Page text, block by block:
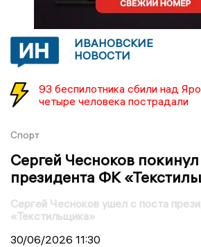
ИВАНОВСКИЕ
НОВОСТИ
93 беспилотника сбили над
четыре человека пострадали
Спорт
Сергей Чесноков
президента ФК
Сергей Чесноков ушел с поста
«Текстильщика»
30/06/2026 11:30